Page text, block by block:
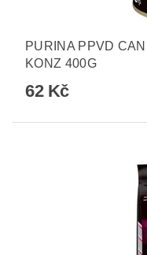
PURINA PPVD
KONZ 400G
62 Kč